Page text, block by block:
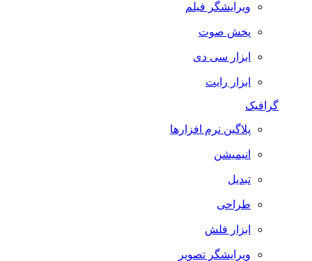
ویرایشگر فیلم
پخش صوت
ابزار سی دی
ابزار رایت
گرافیک
پلاگین نرم افزارها
انیمیشن
تبدیل
طراحی
ابزار فلش
ویرایشگر تصویر